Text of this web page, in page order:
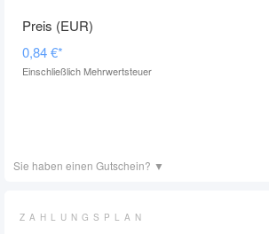
0,84 €*
Einschließlich Mehrwertsteuer
Sie haben einen Gutschein? ▼
ZAHLUNGSPLAN